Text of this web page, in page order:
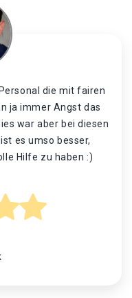
die mit fairen
ja immer Angst das
war aber bei diesen
es umso besser,
Hilfe zu haben :)